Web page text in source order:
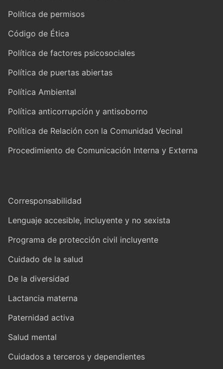
Política de permisos
Código de Ética
Política de factores psicosociales
Política de puertas abiertas
Política Ambiental
Política anticorrupción y antisoborno
Política de Relación con la Comunidad Vecinal
Procedimiento de Comunicación Interna y Externa
Corresponsabilidad
Lenguaje accesible, incluyente y no sexista
Programa de protección civil incluyente
Cuidado de la salud
De la diversidad
Lactancia materna
Paternidad activa
Salud mental
Cuidados a terceros y dependientes